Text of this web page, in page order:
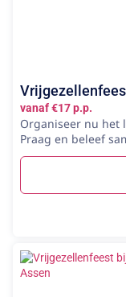
vanaf €17 p.p.
Organiseer nu het
Praag en beleef